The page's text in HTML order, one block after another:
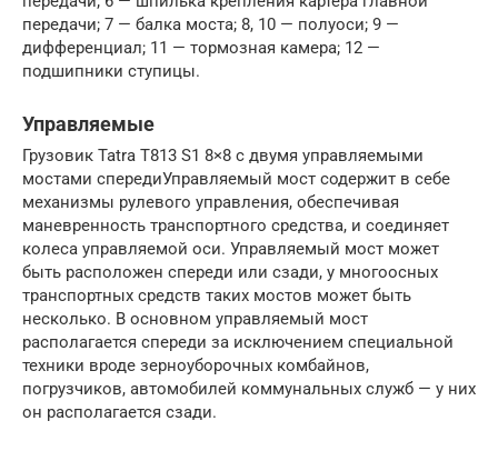
передачи; 7 — балка моста; 8, 10 — полуоси; 9 —
дифференциал; 11 — тормозная камера; 12 —
подшипники ступицы.
Управляемые
Грузовик Tatra T813 S1 8×8 с двумя управляемыми
мостами спередиУправляемый мост содержит в себе
механизмы рулевого управления, обеспечивая
маневренность транспортного средства, и соединяет
колеса управляемой оси. Управляемый мост может
быть расположен спереди или сзади, у многоосных
транспортных средств таких мостов может быть
несколько. В основном управляемый мост
располагается спереди за исключением специальной
техники вроде зерноуборочных комбайнов,
погрузчиков, автомобилей коммунальных служб — у них
он располагается сзади.